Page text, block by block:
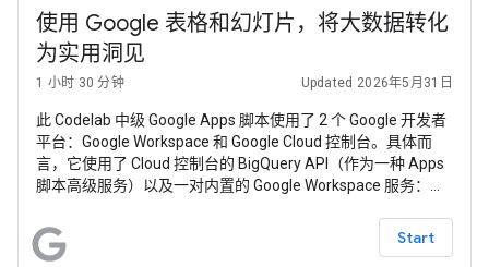
使用 Google 表格和幻灯片，将大数据转化
为实用洞见
1 小时 30 分钟 Updated 2026年5月31日
此 Codelab 中级 Google Apps 脚本使用了 2 个 Google 开发者
平台：Google Workspace 和 Google Cloud 控制台。具体而
言，它使用了 Cloud 控制台的 BigQuery API（作为一种 Apps
脚本高级服务）以及一对内置的 Google Workspace 服务：
他们能够在（相对）较短的一段代码中自动完成从大数据分析
到幻灯片演示的最终环节。
Start